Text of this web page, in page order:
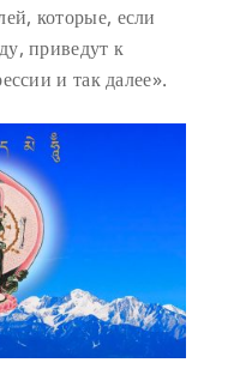
которые, если
приведут к
и так далее».